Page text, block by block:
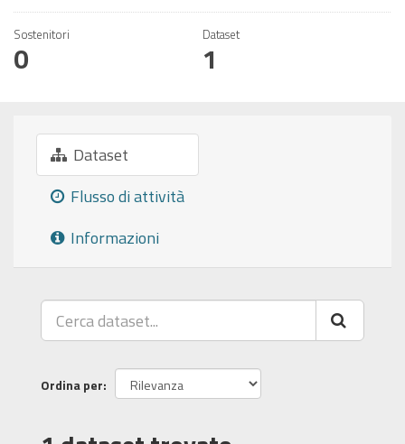
Sostenitori
0
Dataset
1
Dataset
Flusso di attività
Informazioni
Ordina per